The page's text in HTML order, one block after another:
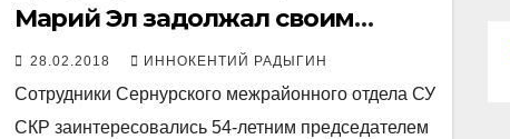
Марий Эл задолжал своим
подчиненным свыше 1 млн
рублей
28.02.2018 ИННОКЕНТИЙ РАДЫГИН
Сотрудники Сернурского межрайонного отдела СУ
СКР заинтересовались 54-летним председателем